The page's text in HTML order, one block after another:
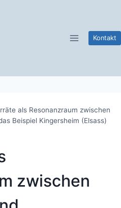
Kontakt
als Resonanzraum zwischen
Beispiel Kingersheim (Elsass)
zwischen